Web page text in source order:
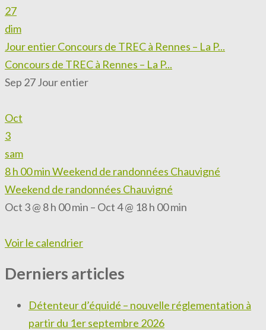
27
dim
Jour entierConcours de TREC à Rennes – La P...
Concours de TREC à Rennes – La P...
Sep 27Jour entier
Oct
3
sam
8 h 00 minWeekend de randonnées Chauvigné
Weekend de randonnées Chauvigné
Oct 3 @ 8 h 00 min – Oct 4 @ 18 h 00 min
Voir le calendrier
Derniers articles
Détenteur d’équidé – nouvelle réglementation à
partir du 1er septembre 2026